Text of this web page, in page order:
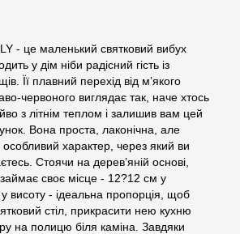
- це маленький святковий вибух
у дім ніби радісний гість із
Її плавний перехід від м’якого
червоного виглядає так, наче хтось
з літнім теплом і залишив вам цей
Вона проста, лаконічна, але
характер, через який ви
Стоячи на дерев’яній основі,
своє місце - 12?12 см у
висоту - ідеальна пропорція, щоб
стіл, прикрасити нею кухню
на полицю біля каміна. Завдяки